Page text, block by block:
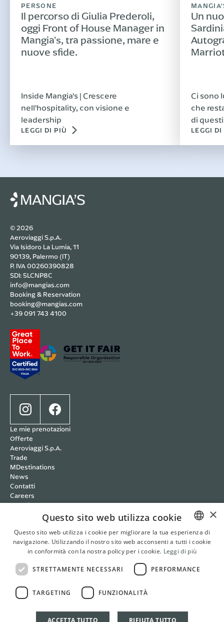
PERSONE
Il percorso di Giulia Prederoli,
oggi Front of House Manager in
Mangia's, tra passione, mare e
nuove sfide.
Inside Mangia's | Crescere
nell'hospitality, con visione e
leadership
LEGGI DI PIÙ
Un
Ci sono
che
di
LEGGI
© 2026
Aeroviaggi S.p.A.
Via Isidoro La Lumia, 11
90139, Palermo (IT)
P. IVA 00260390828
SDI: 5LCNP8C
info@mangias.com
Booking & Reservation
booking@mangias.com
+39 091 743 4100
Le mie prenotazioni
Offerte
Aeroviaggi S.p.A.
Trade
MDestinations
News
Contatti
Careers
Wedding
Cookie policy
Condizioni Trasparenti
RBC Policy
Whistleblowing
Cookie Settings
Italian EnglishFrench German
ITALIAN
×
Questo sito web utilizza cookie
Questo sito web utilizza i cookie per migliorare la tua esperienza di
navigazione. Utilizzando il nostro sito web acconsenti a tutti i cookie
in conformità con la nostra policy per i cookie. Leggi di più
STRETTAMENTE NECESSARI PERFORMANCE
TARGETING FUNZIONALITÀ
ACCETTA TUTTO RIFIUTA TUTTO